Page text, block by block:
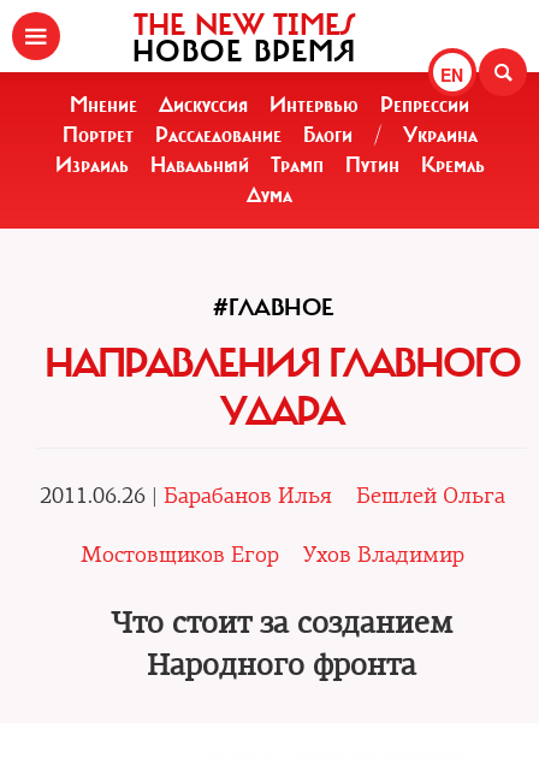
EN
THE NEW TIMES
НОВОЕ ВРЕМЯ
Мнение Дискуссия Интервью
Репрессии
Портрет
Расследование Блоги /
Украина
Израиль
Навальный Трамп Путин
Кремль
Дума
#ГЛАВНОЕ
НАПРАВЛЕНИЯ ГЛАВНОГО
УДАРА
2011.06.26 | Барабанов Илья Бешлей Ольга
Мостовщиков Егор Ухов Владимир
Что стоит за созданием
Народного фронта